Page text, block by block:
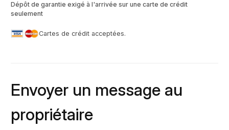
Envoyer un message au
propriétaire
Dépôt de garantie exigé à l'arrivée sur une carte de crédit
seulement
Cartes de crédit acceptées.